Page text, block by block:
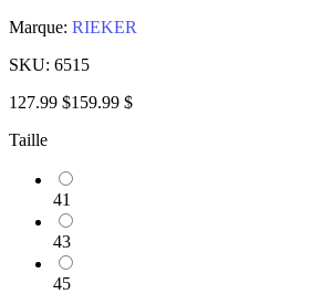
Marque: RIEKER
SKU: 6515
127.99 $159.99 $
Taille
41
43
45